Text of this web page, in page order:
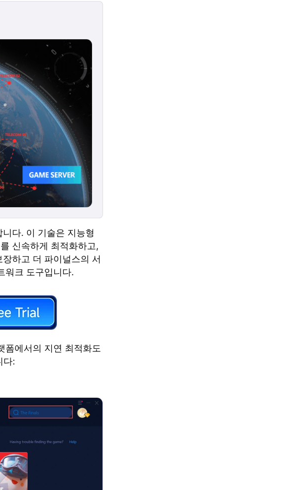
다. 이 기술은 지능형
신속하게 최적화하고,
하고 더 파이널스의 서
워크 도구입니다.
폼에서의 지연 최적화도
다: